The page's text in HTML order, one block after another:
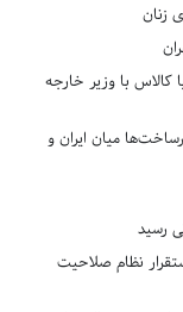
زنان
کالاس با وزیر خارجه
میان ایران و
رسید
نظام صلاحیت